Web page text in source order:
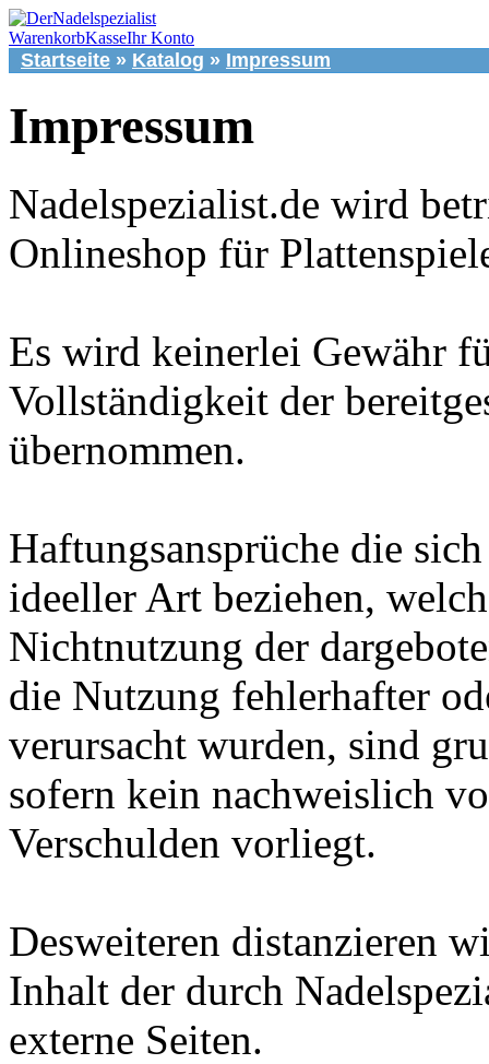
WarenkorbKasseIhr Konto
Startseite » Katalog » Impressum
Impressum
Nadelspezialist.de wird
Onlineshop für
Es wird keinerlei Gewähr
Vollständigkeit der
übernommen.
Haftungsansprüche die
ideeller Art beziehen,
Nichtnutzung der
die Nutzung fehlerhafter
verursacht wurden, sind
sofern kein nachweislich
Verschulden vorliegt.
Desweiteren distanzieren
Inhalt der durch
externe Seiten.